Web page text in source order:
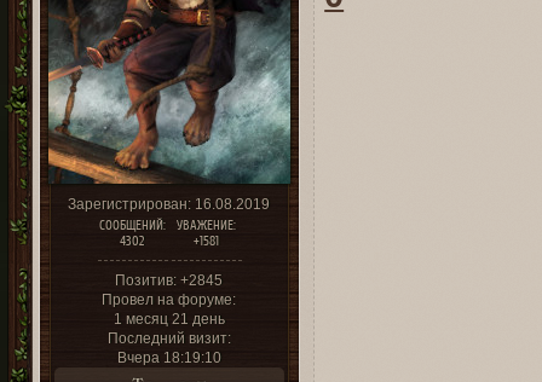
Зарегистрирован: 16.08.2019
СООБЩЕНИЙ:
4302
УВАЖЕНИЕ:
+1581
Позитив: +2845
Провел на форуме:
1 месяц 21 день
Последний визит:
Вчера 18:19:10